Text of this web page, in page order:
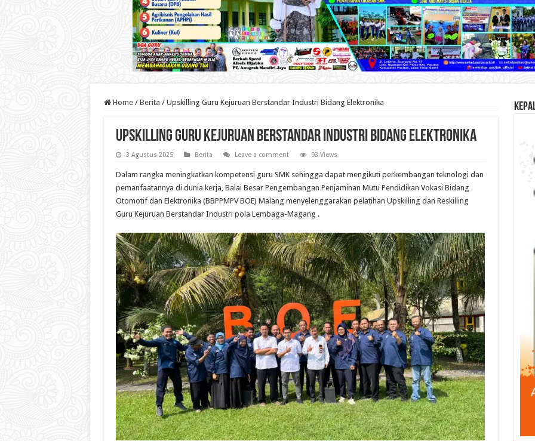
Home / Berita / Upskilling Guru Kejuruan Berstandar Industri Bidang Elektronika
Upskilling Guru Kejuruan Berstandar Industri Bidang Elektronika
3 Agustus 2025 Berita Leave a comment 93 Views
Dalam rangka meningkatkan kompetensi guru SMK sehingga dapat mengikuti perkembangan teknologi dan
pemanfaatannya di dunia kerja, Balai Besar Pengembangan Penjaminan Mutu Pendidikan Vokasi Bidang
Otomotif dan Elektronika (BBPPMPV BOE) Malang menyelenggarakan pelatihan Upskilling dan Reskilling
Guru Kejuruan Berstandar Industri pola Lembaga-Magang .